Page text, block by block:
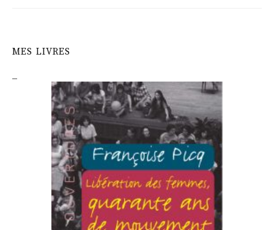
MES LIVRES